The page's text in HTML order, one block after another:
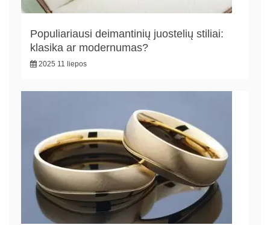
Populiariausi deimantinių juostelių stiliai:
klasika ar modernumas?
2025 11 liepos